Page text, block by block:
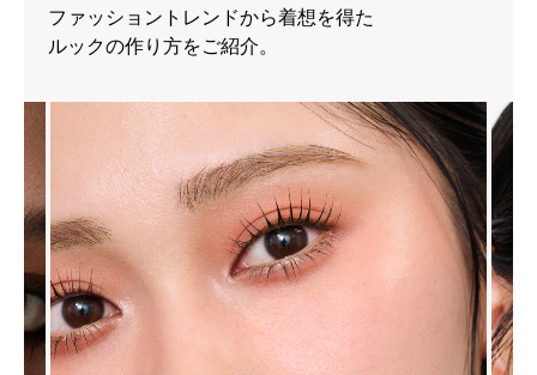
ファッショントレンドから着想を得た
ルックの作り方をご紹介。